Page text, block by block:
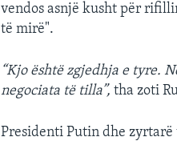
vendos asnjë kusht për
të mirë".
“Kjo është zgjedhja e tyre.
negociata të tilla”, tha zoti
Presidenti Putin dhe